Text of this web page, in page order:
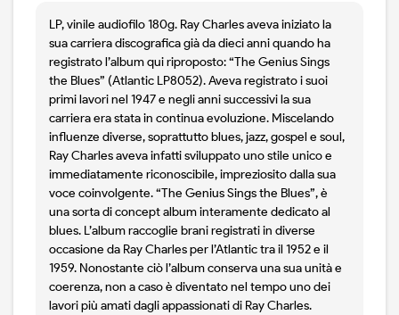
LP, vinile audiofilo 180g. Ray Charles aveva iniziato la
sua carriera discografica già da dieci anni quando ha
registrato l’album qui riproposto: “The Genius Sings
the Blues” (Atlantic LP8052). Aveva registrato i suoi
primi lavori nel 1947 e negli anni successivi la sua
carriera era stata in continua evoluzione. Miscelando
influenze diverse, soprattutto blues, jazz, gospel e soul,
Ray Charles aveva infatti sviluppato uno stile unico e
immediatamente riconoscibile, impreziosito dalla sua
voce coinvolgente. “The Genius Sings the Blues”, è
una sorta di concept album interamente dedicato al
blues. L’album raccoglie brani registrati in diverse
occasione da Ray Charles per l’Atlantic tra il 1952 e il
1959. Nonostante ciò l’album conserva una sua unità e
coerenza, non a caso è diventato nel tempo uno dei
lavori più amati dagli appassionati di Ray Charles.